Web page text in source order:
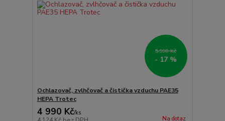
5 990 Kč
- 17 %
Ochlazovač, zvlhčovač a čistička vzduchu PAE35
HEPA Trotec
4 990 Kč/ks
Na dotaz